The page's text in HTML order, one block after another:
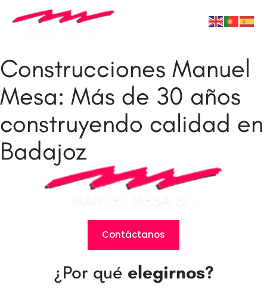
Construcciones Manuel
Mesa: Más de 30 años
construyendo calidad en
Badajoz
Contáctanos
¿Por qué elegirnos?